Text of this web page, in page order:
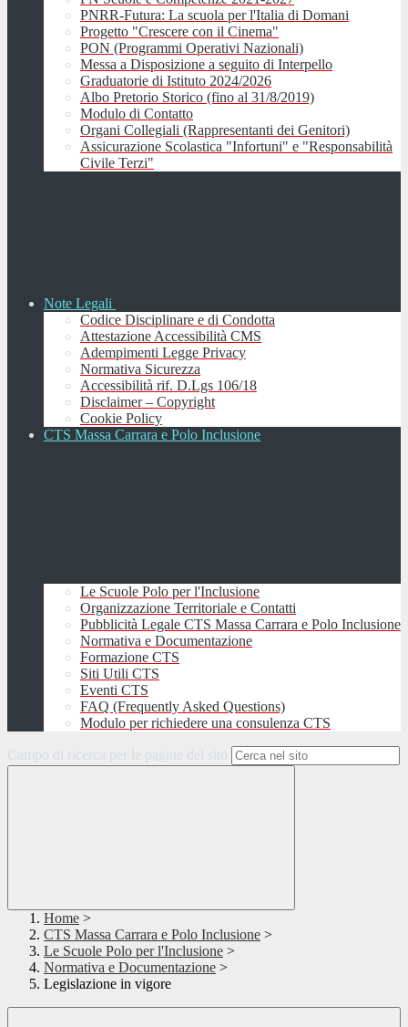
PNRR-Futura: La scuola per l'Italia di Domani
Progetto "Crescere con il Cinema"
PON (Programmi Operativi Nazionali)
Messa a Disposizione a seguito di Interpello
Graduatorie di Istituto 2024/2026
Albo Pretorio Storico (fino al 31/8/2019)
Modulo di Contatto
Organi Collegiali (Rappresentanti dei Genitori)
Assicurazione Scolastica "Infortuni" e "Responsabilità
Civile Terzi"
Note Legali
Codice Disciplinare e di Condotta
Attestazione Accessibilità CMS
Adempimenti Legge Privacy
Normativa Sicurezza
Accessibilità rif. D.Lgs 106/18
Disclaimer – Copyright
Cookie Policy
CTS Massa Carrara e Polo Inclusione
Le Scuole Polo per l'Inclusione
Organizzazione Territoriale e Contatti
Pubblicità Legale CTS Massa Carrara e Polo Inclusione
Normativa e Documentazione
Formazione CTS
Siti Utili CTS
Eventi CTS
FAQ (Frequently Asked Questions)
Modulo per richiedere una consulenza CTS
Campo di ricerca per le pagine del sito
Home >
CTS Massa Carrara e Polo Inclusione >
Le Scuole Polo per l'Inclusione >
Normativa e Documentazione >
Legislazione in vigore